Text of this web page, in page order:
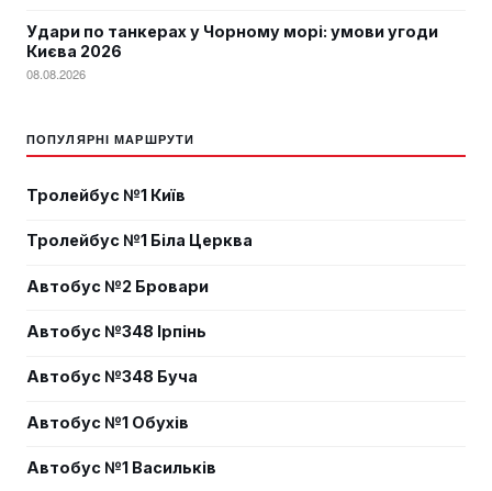
Удари по танкерах у Чорному морі: умови угоди
Києва 2026
08.08.2026
ПОПУЛЯРНІ МАРШРУТИ
Тролейбус №1 Київ
Тролейбус №1 Біла Церква
Автобус №2 Бровари
Автобус №348 Ірпінь
Автобус №348 Буча
Автобус №1 Обухів
Автобус №1 Васильків